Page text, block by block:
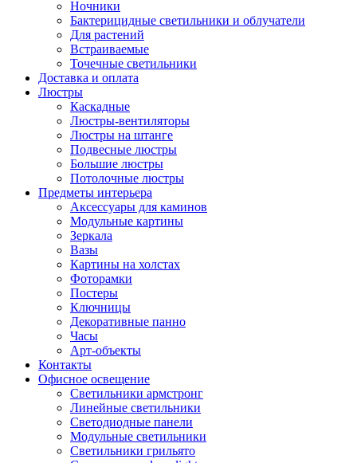
Ночники
Бактерицидные светильники и облучатели
Для растений
Встраиваемые
Точечные светильники
Доставка и оплата
Люстры
Каскадные
Люстры-вентиляторы
Люстры на штанге
Подвесные люстры
Большие люстры
Потолочные люстры
Предметы интерьера
Аксессуары для каминов
Модульные картины
Зеркала
Вазы
Картины на холстах
Фоторамки
Постеры
Ключницы
Декоративные панно
Часы
Арт-объекты
Контакты
Офисное освещение
Светильники армстронг
Линейные светильники
Светодиодные панели
Модульные светильники
Светильники грильято